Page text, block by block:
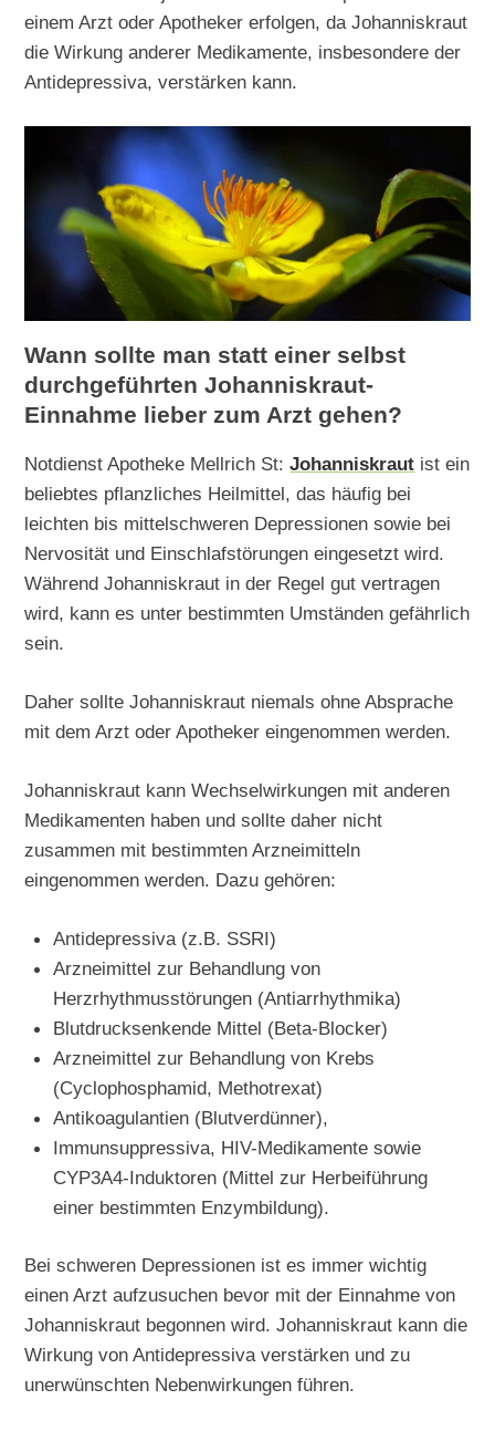
einem Arzt oder Apotheker erfolgen, da Johanniskraut
die Wirkung anderer Medikamente, insbesondere der
Antidepressiva, verstärken kann.
Wann sollte man statt einer selbst
durchgeführten Johanniskraut-
Einnahme lieber zum Arzt gehen?
Notdienst Apotheke Mellrich St:Johanniskraut ist ein
beliebtes pflanzliches Heilmittel, das häufig bei
leichten bis mittelschweren Depressionen sowie bei
Nervosität und Einschlafstörungen eingesetzt wird.
Während Johanniskraut in der Regel gut vertragen
wird, kann es unter bestimmten Umständen gefährlich
sein.
Daher sollte Johanniskraut niemals ohne Absprache
mit dem Arzt oder Apotheker eingenommen werden.
Johanniskraut kann Wechselwirkungen mit anderen
Medikamenten haben und sollte daher nicht
zusammen mit bestimmten Arzneimitteln
eingenommen werden. Dazu gehören:
Antidepressiva (z.B. SSRI)
Arzneimittel zur Behandlung von
Herzrhythmusstörungen (Antiarrhythmika)
Blutdrucksenkende Mittel (Beta-Blocker)
Arzneimittel zur Behandlung von Krebs
(Cyclophosphamid, Methotrexat)
Antikoagulantien (Blutverdünner),
Immunsuppressiva, HIV-Medikamente sowie
CYP3A4-Induktoren (Mittel zur Herbeiführung
einer bestimmten Enzymbildung).
Bei schweren Depressionen ist es immer wichtig
einen Arzt aufzusuchen bevor mit der Einnahme von
Johanniskraut begonnen wird. Johanniskraut kann die
Wirkung von Antidepressiva verstärken und zu
unerwünschten Nebenwirkungen führen.